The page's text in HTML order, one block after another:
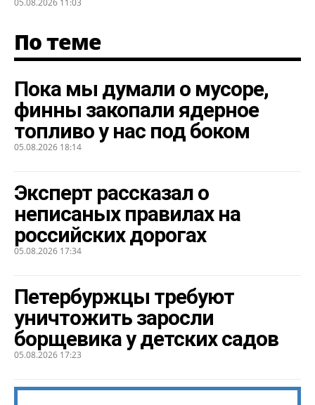
По теме
Пока мы думали о мусоре,
финны закопали ядерное
топливо у нас под боком
05.08.2026 18:14
Эксперт рассказал о
неписаных правилах на
российских дорогах
05.08.2026 17:34
Петербуржцы требуют
уничтожить заросли
борщевика у детских садов
05.08.2026 17:23